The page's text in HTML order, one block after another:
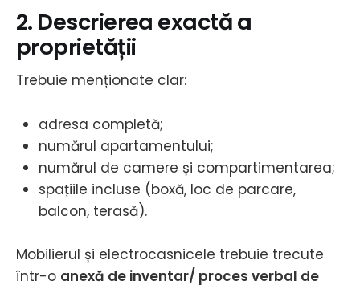
2. Descrierea exactă a
proprietății
Trebuie menționate clar:
adresa completă;
numărul apartamentului;
numărul de camere și compartimentarea;
spațiile incluse (boxă, loc de parcare,
balcon, terasă).
Mobilierul și electrocasnicele trebuie trecute
într-o anexă de inventar/ proces verbal de